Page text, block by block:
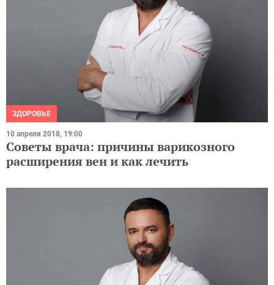
ЗДОРОВЬЕ
10 апреля 2018, 19:00
Советы врача: причины варикозного
расширения вен и как лечить